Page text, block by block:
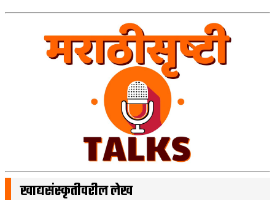
खाद्यसंस्कृतीवरील लेख